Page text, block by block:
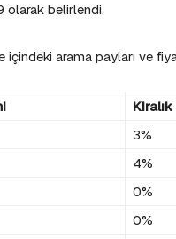
olarak belirlendi.
içindeki arama payları ve
3%
4%
0%
0%